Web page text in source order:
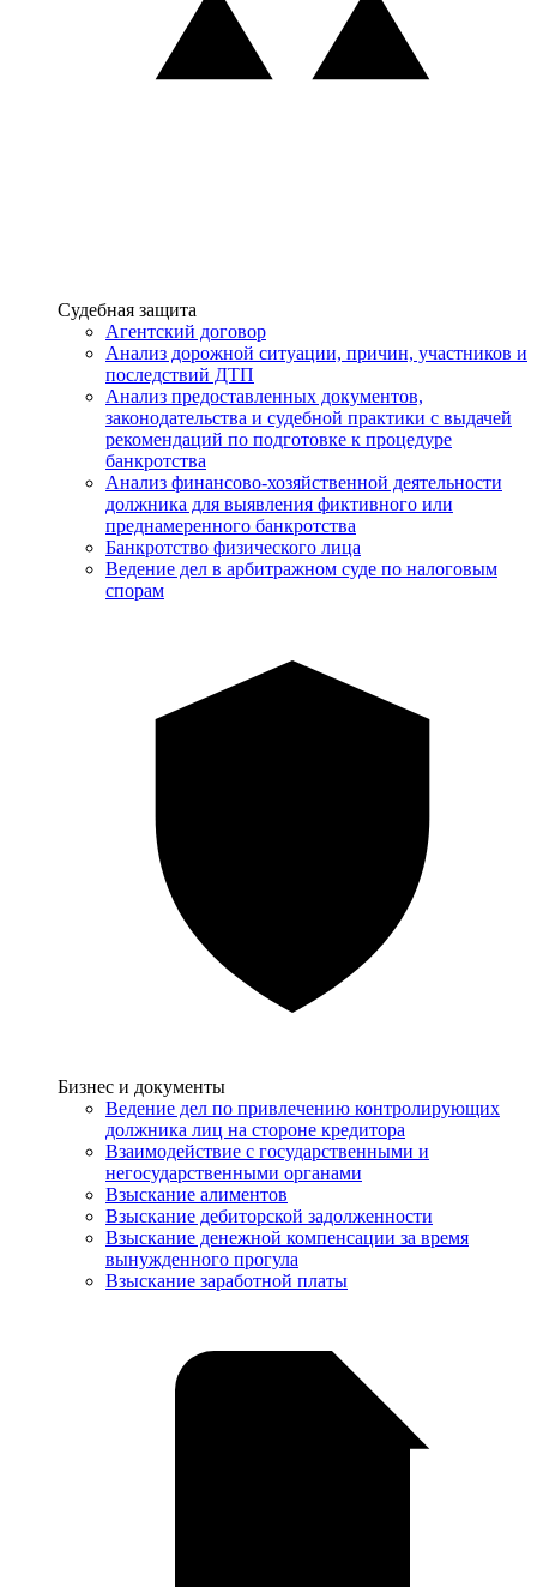
Услуги
Судебная защита
Агентский договор
Анализ дорожной ситуации, причин, участников и
последствий ДТП
Анализ предоставленных документов,
законодательства и судебной практики с выдачей
рекомендаций по подготовке к процедуре
банкротства
Анализ финансово-хозяйственной деятельности
должника для выявления фиктивного или
преднамеренного банкротства
Банкротство физического лица
Ведение дел в арбитражном суде по налоговым
спорам
Услуги
Бизнес и документы
Ведение дел по привлечению контролирующих
должника лиц на стороне кредитора
Взаимодействие с государственными и
негосударственными органами
Взыскание алиментов
Взыскание дебиторской задолженности
Взыскание денежной компенсации за время
вынужденного прогула
Взыскание заработной платы